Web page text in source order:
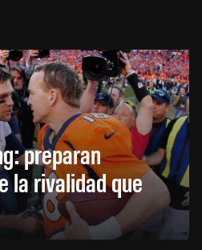
preparan
la rivalidad que